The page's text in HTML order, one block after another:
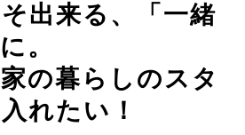
出来る、「一緒
。
の暮らしのスタ
れたい！